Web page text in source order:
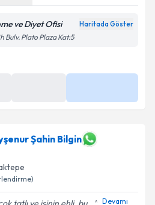
ve Diyet Ofisi Haritada Göster
Plato Plaza Kat:5
Şahin Bilgin